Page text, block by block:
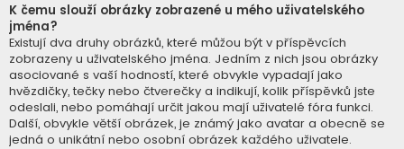
K čemu slouží obrázky zobrazené u mého uživatelského
jména?
Existují dva druhy obrázků, které můžou být v příspěvcích
zobrazeny u uživatelského jména. Jedním z nich jsou obrázky
asociované s vaší hodností, které obvykle vypadají jako
hvězdičky, tečky nebo čtverečky a indikují, kolik příspěvků jste
odeslali, nebo pomáhají určit jakou mají uživatelé fóra funkci.
Další, obvykle větší obrázek, je známý jako avatar a obecně se
jedná o unikátní nebo osobní obrázek každého uživatele.